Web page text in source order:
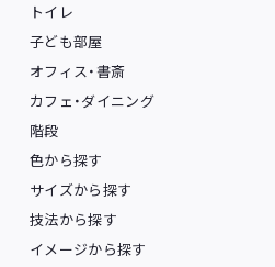
トイレ
子ども部屋
オフィス・書斎
カフェ・ダイニング
階段
色から探す
サイズから探す
技法から探す
イメージから探す